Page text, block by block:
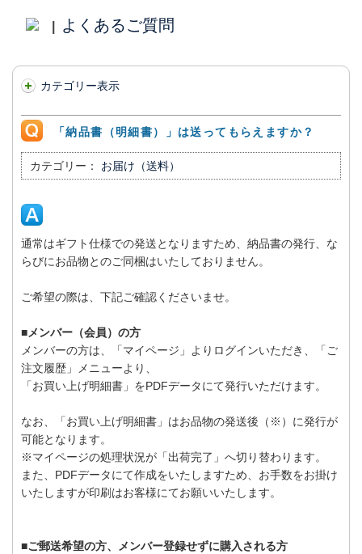
よくあるご質問
カテゴリー表示
「納品書（明細書）」は送ってもらえますか？
カテゴリー： お届け（送料）
通常はギフト仕様での発送となりますため、納品書の発行、な
らびにお品物とのご同梱はいたしておりません。
ご希望の際は、下記ご確認くださいませ。
■メンバー（会員）の方
メンバーの方は、「マイページ」よりログインいただき、「ご
注文履歴」メニューより、
「お買い上げ明細書」をPDFデータにて発行いただけます。
なお、「お買い上げ明細書」はお品物の発送後（※）に発行が
可能となります。
※マイページの処理状況が「出荷完了」へ切り替わります。
また、PDFデータにて作成をいたしますため、お手数をお掛け
いたしますが印刷はお客様にてお願いいたします。
■ご郵送希望の方、メンバー登録せずに購入される方